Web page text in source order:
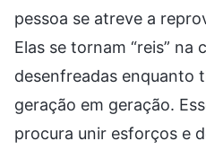
pessoa se atreve a
Elas se tornam “reis” na
desenfreadas enquanto
geração em geração.
procura unir esforços e